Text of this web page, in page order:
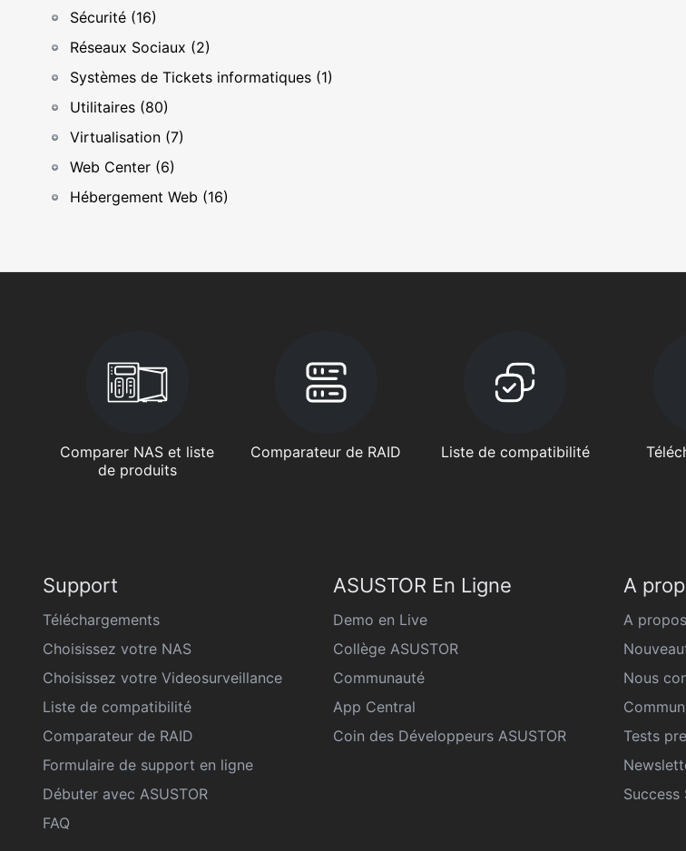
Sécurité (16)
Réseaux Sociaux (2)
Systèmes de Tickets informatiques (1)
Utilitaires (80)
Virtualisation (7)
Web Center (6)
Hébergement Web (16)
Comparer NAS et liste
de produits
Comparateur de RAID Liste de compatibilité
Support
Téléchargements
Choisissez votre NAS
Choisissez votre Videosurveillance
Liste de compatibilité
Comparateur de RAID
Formulaire de support en ligne
Débuter avec ASUSTOR
FAQ
ASUSTOR En Ligne
Demo en Live
Collège ASUSTOR
Communauté
App Central
Coin des Développeurs ASUSTOR
A
A
Nous
Tests
Success